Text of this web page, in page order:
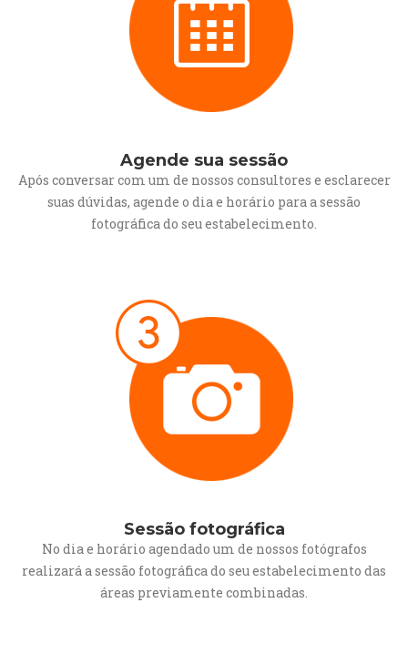
Agende sua sessão
Após conversar com um de nossos consultores e esclarecer
suas dúvidas, agende o dia e horário para a sessão
fotográfica do seu estabelecimento.
Sessão fotográfica
No dia e horário agendado um de nossos fotógrafos
realizará a sessão fotográfica do seu estabelecimento das
áreas previamente combinadas.